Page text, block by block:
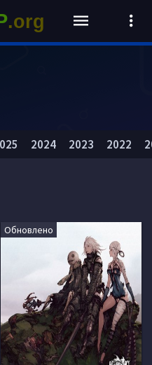
Обновлено
2024 2023 2022
.org